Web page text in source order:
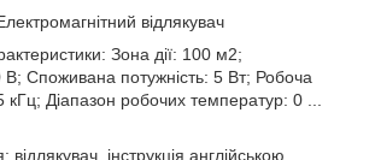
відлякувач
Зона дії: 100 м2;
Споживана потужність: 5 Вт; Робоча
кГц; Діапазон робочих температур: 0 ...
відлякувач, інструкція англійською